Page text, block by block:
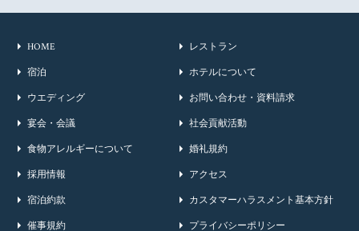
HOME
宿泊
ウエディング
宴会・会議
レストラン
ホテルについて
お問い合わせ・資料請求
社会貢献活動
食物アレルギーについて
採用情報
宿泊約款
催事規約
婚礼規約
アクセス
カスタマーハラスメント基本方針
プライバシーポリシー